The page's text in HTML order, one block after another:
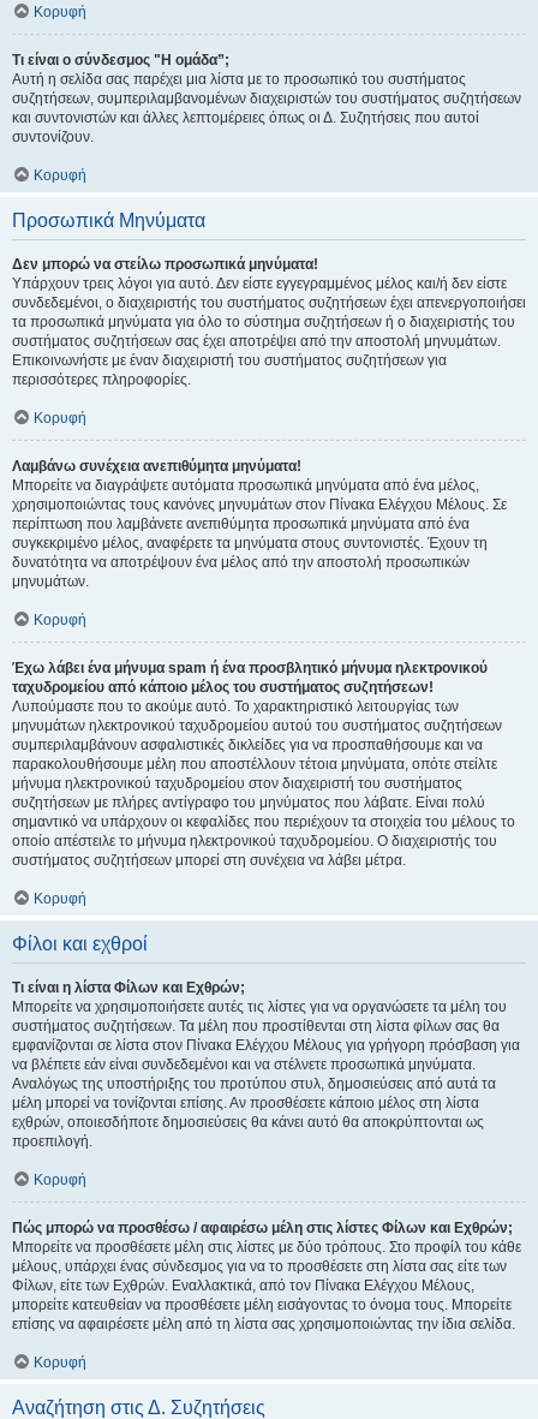
Κορυφή
Τι είναι ο σύνδεσμος "Η ομάδα”;
Αυτή η σελίδα σας παρέχει μια λίστα με το προσωπικό του συστήματος
συζητήσεων, συμπεριλαμβανομένων διαχειριστών του συστήματος συζητήσεων
και συντονιστών και άλλες λεπτομέρειες όπως οι Δ. Συζητήσεις που αυτοί
συντονίζουν.
Κορυφή
Προσωπικά Μηνύματα
Δεν μπορώ να στείλω προσωπικά μηνύματα!
Υπάρχουν τρεις λόγοι για αυτό. Δεν είστε εγγεγραμμένος μέλος και/ή δεν είστε
συνδεδεμένοι, ο διαχειριστής του συστήματος συζητήσεων έχει απενεργοποιήσει
τα προσωπικά μηνύματα για όλο το σύστημα συζητήσεων ή ο διαχειριστής του
συστήματος συζητήσεων σας έχει αποτρέψει από την αποστολή μηνυμάτων.
Επικοινωνήστε με έναν διαχειριστή του συστήματος συζητήσεων για
περισσότερες πληροφορίες.
Κορυφή
Λαμβάνω συνέχεια ανεπιθύμητα μηνύματα!
Μπορείτε να διαγράψετε αυτόματα προσωπικά μηνύματα από ένα μέλος,
χρησιμοποιώντας τους κανόνες μηνυμάτων στον Πίνακα Ελέγχου Μέλους. Σε
περίπτωση που λαμβάνετε ανεπιθύμητα προσωπικά μηνύματα από ένα
συγκεκριμένο μέλος, αναφέρετε τα μηνύματα στους συντονιστές. Έχουν τη
δυνατότητα να αποτρέψουν ένα μέλος από την αποστολή προσωπικών
μηνυμάτων.
Κορυφή
Έχω λάβει ένα μήνυμα spam ή ένα προσβλητικό μήνυμα ηλεκτρονικού
ταχυδρομείου από κάποιο μέλος του συστήματος συζητήσεων!
Λυπούμαστε που το ακούμε αυτό. Το χαρακτηριστικό λειτουργίας των
μηνυμάτων ηλεκτρονικού ταχυδρομείου αυτού του συστήματος συζητήσεων
συμπεριλαμβάνουν ασφαλιστικές δικλείδες για να προσπαθήσουμε και να
παρακολουθήσουμε μέλη που αποστέλλουν τέτοια μηνύματα, οπότε στείλτε
μήνυμα ηλεκτρονικού ταχυδρομείου στον διαχειριστή του συστήματος
συζητήσεων με πλήρες αντίγραφο του μηνύματος που λάβατε. Είναι πολύ
σημαντικό να υπάρχουν οι κεφαλίδες που περιέχουν τα στοιχεία του μέλους το
οποίο απέστειλε το μήνυμα ηλεκτρονικού ταχυδρομείου. Ο διαχειριστής του
συστήματος συζητήσεων μπορεί στη συνέχεια να λάβει μέτρα.
Κορυφή
Φίλοι και εχθροί
Τι είναι η λίστα Φίλων και Εχθρών;
Μπορείτε να χρησιμοποιήσετε αυτές τις λίστες για να οργανώσετε τα μέλη του
συστήματος συζητήσεων. Τα μέλη που προστίθενται στη λίστα φίλων σας θα
εμφανίζονται σε λίστα στον Πίνακα Ελέγχου Μέλους για γρήγορη πρόσβαση για
να βλέπετε εάν είναι συνδεδεμένοι και να στέλνετε προσωπικά μηνύματα.
Αναλόγως της υποστήριξης του προτύπου στυλ, δημοσιεύσεις από αυτά τα
μέλη μπορεί να τονίζονται επίσης. Αν προσθέσετε κάποιο μέλος στη λίστα
εχθρών, οποιεσδήποτε δημοσιεύσεις θα κάνει αυτό θα αποκρύπτονται ως
προεπιλογή.
Κορυφή
Πώς μπορώ να προσθέσω / αφαιρέσω μέλη στις λίστες Φίλων και Εχθρών;
Μπορείτε να προσθέσετε μέλη στις λίστες με δύο τρόπους. Στο προφίλ του κάθε
μέλους, υπάρχει ένας σύνδεσμος για να το προσθέσετε στη λίστα σας είτε των
Φίλων, είτε των Εχθρών. Εναλλακτικά, από τον Πίνακα Ελέγχου Μέλους,
μπορείτε κατευθείαν να προσθέσετε μέλη εισάγοντας το όνομα τους. Μπορείτε
επίσης να αφαιρέσετε μέλη από τη λίστα σας χρησιμοποιώντας την ίδια σελίδα.
Κορυφή
Αναζήτηση στις Δ. Συζητήσεις